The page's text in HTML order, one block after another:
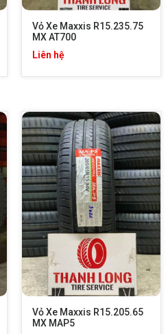
Vỏ Xe Maxxis R15.235.75
MX AT700
Liên hệ
Vỏ Xe Maxxis R15.205.65
MX MAP5